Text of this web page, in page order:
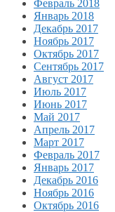
Февраль 2018
Январь 2018
Декабрь 2017
Ноябрь 2017
Октябрь 2017
Сентябрь 2017
Август 2017
Июль 2017
Июнь 2017
Май 2017
Апрель 2017
Март 2017
Февраль 2017
Январь 2017
Декабрь 2016
Ноябрь 2016
Октябрь 2016